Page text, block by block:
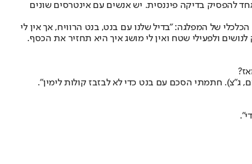
להפסיק בדיקה פיננסית. יש אנשים עם אינטרסים שונים
של המפלגה: "בדיל שלנו עם בנט, בנט הרוויח, אך אין לי
ולפעילי שטח ואין לי מושג איך היא תחזיר את הכסף.
חתמתי הסכם עם בנט כדי לא לבזבז קולות לימין".